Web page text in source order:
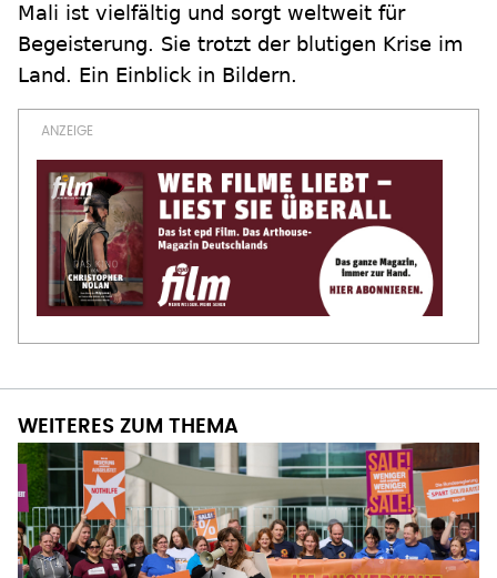
Mali ist vielfältig und sorgt weltweit für
Begeisterung. Sie trotzt der blutigen Krise im
Land. Ein Einblick in Bildern.
WEITERES ZUM THEMA